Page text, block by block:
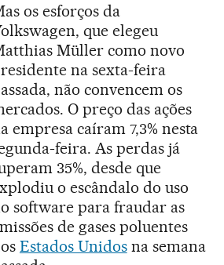
os esforços da
que elegeu
Müller como novo
na sexta-feira
não convencem os
O preço das ações
empresa caíram 7,3% nesta
feira. As perdas já
35%, desde que
o escândalo do uso
software para fraudar as
de gases poluentes
Estados Unidosna semana